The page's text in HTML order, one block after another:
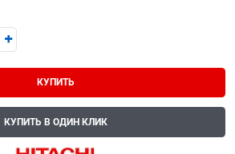
КУПИТЬ
КУПИТЬ В ОДИН КЛИК